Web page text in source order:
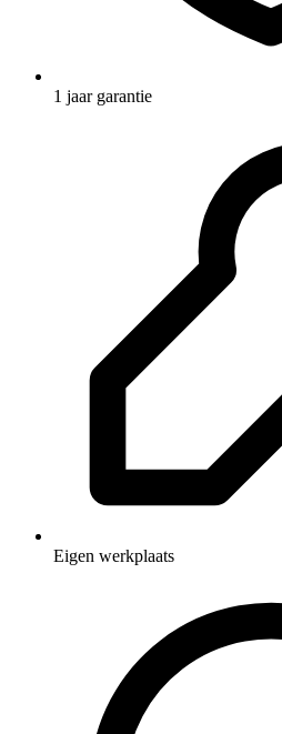
1 jaar garantie
Eigen werkplaats